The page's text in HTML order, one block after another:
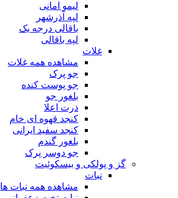
لیمو امانی
لپه آذرشهر
باقالی درجه یک
لپه باقالی
غلات
مشاهده همه غلات
جو پرک
جو پوست کنده
بلغور جو
ذرت اعلا
کنجد قهوه ای خام
کنجد سفید ایرانی
بلغور گندم
جو دوسر پرک
گز و پولکی و بیسکوئیت
نبات
مشاهده همه نبات ها